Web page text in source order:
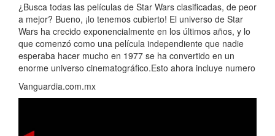
¿Busca todas las películas de Star Wars clasificadas, de peor
a mejor? Bueno, ¡lo tenemos cubierto! El universo de Star
Wars ha crecido exponencialmente en los últimos años, y lo
que comenzó como una película independiente que nadie
esperaba hacer mucho en 1977 se ha convertido en un
enorme universo cinematográfico.Esto ahora incluye numero
Vanguardia.com.mx